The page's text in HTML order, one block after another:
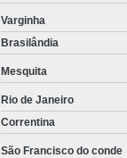
Varginha
Brasilândia
Mesquita
Rio de Janeiro
Correntina
São Francisco do conde